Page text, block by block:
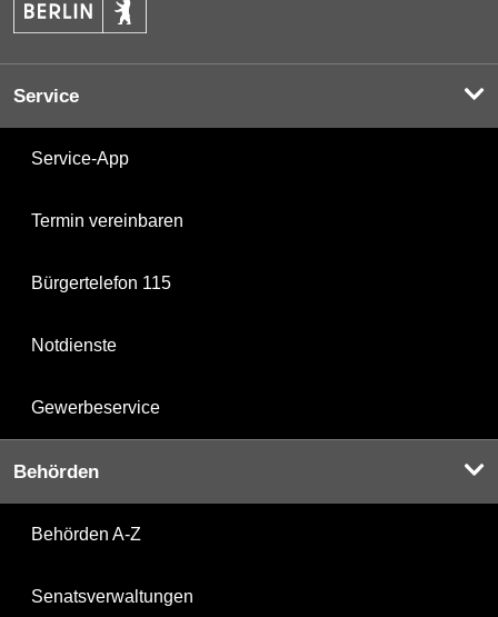
Service
Service-App
Termin vereinbaren
Bürgertelefon 115
Notdienste
Gewerbeservice
Behörden
Behörden A-Z
Senatsverwaltungen